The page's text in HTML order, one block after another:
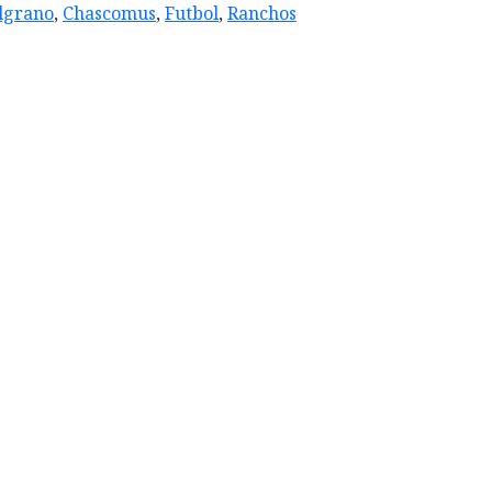
, Chascomus,Futbol,Ranchos